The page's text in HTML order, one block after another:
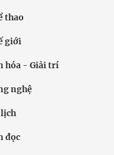
thao
giới
hóa - Giải trí
nghệ
đọc